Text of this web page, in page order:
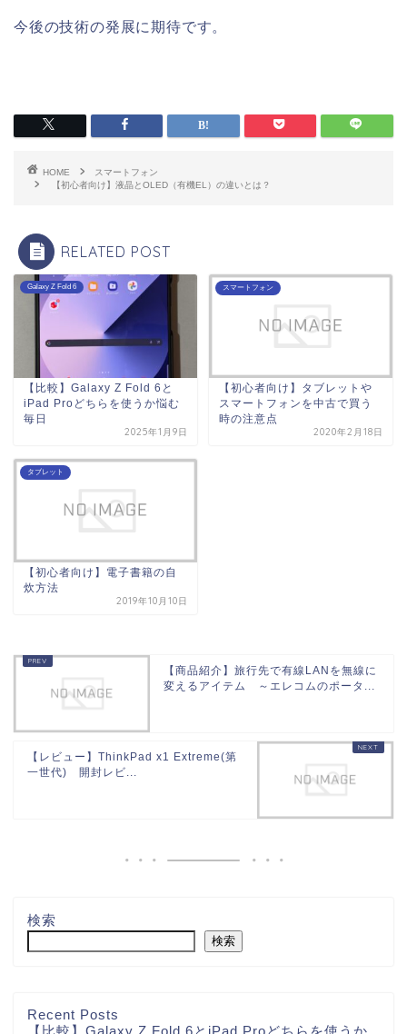
今後の技術の発展に期待です。
HOME
スマートフォン
【初心者向け】液晶とOLED（有機EL）の違いとは？
RELATED POST
Galaxy Z Fold 6
【比較】Galaxy Z Fold 6と
iPad Proどちらを使うか悩む
毎日
2025年1月9日
スマートフォン
【初心者向け】タブレットや
スマートフォンを中古で買う
時の注意点
2020年2月18日
タブレット
【初心者向け】電子書籍の自
炊方法
2019年10月10日
【商品紹介】旅行先で有線LANを無線に
変えるアイテム ～エレコムのポータ...
【レビュー】ThinkPad x1 Extreme(第
一世代) 開封レビ...
検索
検索
Recent Posts
【比較】Galaxy Z Fold 6とiPad Proどちらを使うか